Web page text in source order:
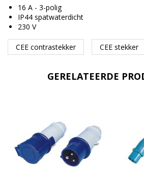
16 A - 3-polig
IP44 spatwaterdicht
230 V
CEE contrastekker CEE stekker
GERELATEERDE